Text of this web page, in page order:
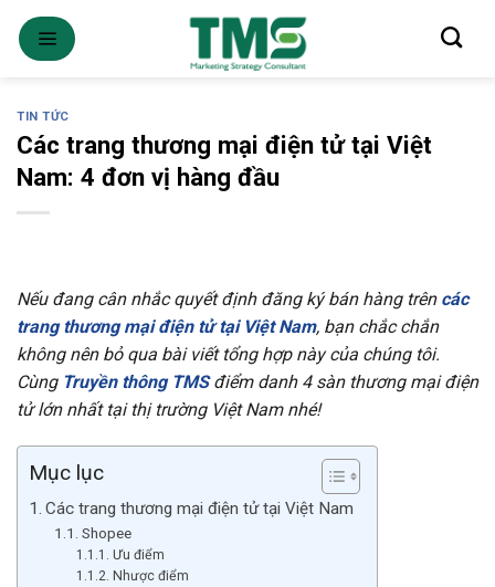
Skip
content
TIN TỨC
Các trang thương mại điện tử tại Việt
Nam: 4 đơn vị hàng đầu
Nếu đang cân nhắc quyết định đăng ký bán hàng trên các
trang thương mại điện tử tại Việt Nam, bạn chắc chắn
không nên bỏ qua bài viết tổng hợp này của chúng tôi.
Cùng Truyền thông TMSđiểm danh 4 sàn thương mại điện
tử lớn nhất tại thị trường Việt Nam nhé!
Mục lục
Các trang thương mại điện tử tại Việt Nam
Shopee
Ưu điểm
Nhược điểm